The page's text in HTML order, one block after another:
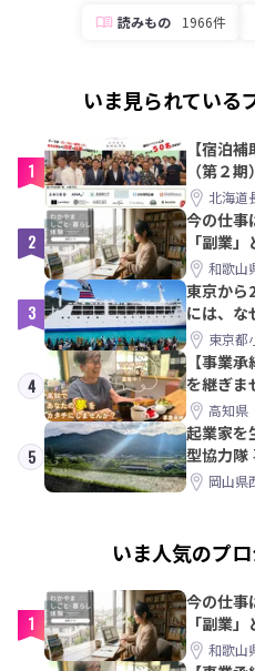
読みもの 1966件
いま見られている
1
【宿泊
（第２
【8/21〆
北海道
2
今の仕事
「副業
和歌山
3
東京から
には、な
みた東京都
4
【事業
を継ぎま
ら約10年！
高知県
5
起業家を
型協力隊
岡山県
いま人気のプ
1
今の仕事
「副業
和歌山